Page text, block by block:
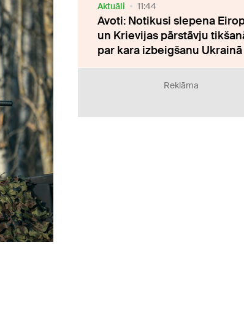
Aktuāli 11:44
Avoti: Notikusi slepena
un Krievijas pārstāvju
par kara izbeigšanu Ukrainā
Reklāma